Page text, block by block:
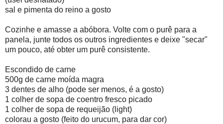
sal e pimenta do reino a gosto
Cozinhe e amasse a abóbora. Volte com o purê para a
panela, junte todos os outros ingredientes e deixe "secar"
um pouco, até obter um purê consistente.
Escondido de carne
500g de carne moída magra
3 dentes de alho (pode ser menos, é a gosto)
1 colher de sopa de coentro fresco picado
1 colher de sopa de requeijão (light)
colorau a gosto (feito do urucum, para dar cor)